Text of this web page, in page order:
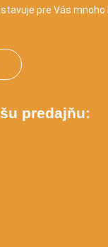
pre Vás
predajňu: